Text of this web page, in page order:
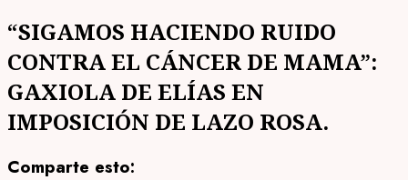
“SIGAMOS HACIENDO RUIDO
CONTRA EL CÁNCER DE MAMA”:
GAXIOLA DE ELÍAS EN
IMPOSICIÓN DE LAZO ROSA.
Comparte esto: